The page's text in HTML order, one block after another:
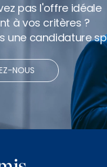
flexibles
pas l'offre idéale
à vos critères ?
une candidature
NOUS